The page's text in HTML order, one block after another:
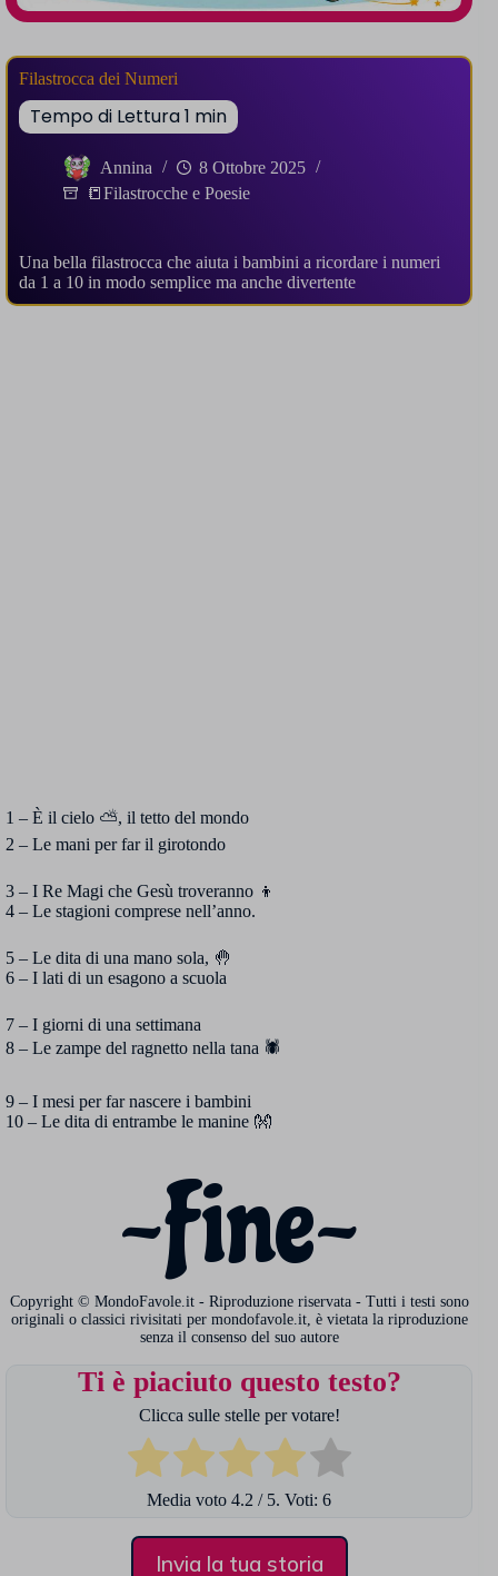
Filastrocca dei Numeri
Annina
8 Ottobre 2025
📒Filastrocche e Poesie
Una bella filastrocca che aiuta i bambini a ricordare i numeri
da 1 a 10 in modo semplice ma anche divertente
1 – È il cielo ⛅, il tetto del mondo
2 – Le mani per far il girotondo
3 – I Re Magi che Gesù troveranno 👦
4 – Le stagioni comprese nell’anno.
5 – Le dita di una mano sola, 🤚
6 – I lati di un esagono a scuola
7 – I giorni di una settimana
8 – Le zampe del ragnetto nella tana 🕷️
9 – I mesi per far nascere i bambini
10 – Le dita di entrambe le manine 👐
~Fine~
Copyright © MondoFavole.it - Riproduzione riservata - Tutti i testi sono
originali o classici rivisitati per mondofavole.it, è vietata la riproduzione
senza il consenso del suo autore
Ti è piaciuto questo testo?
Clicca sulle stelle per votare!
Media voto4.2 / 5. Voti:6
Invia la tua storia